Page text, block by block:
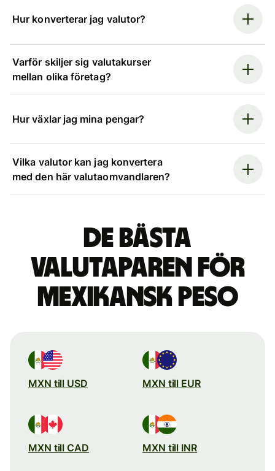
Hur konverterar jag valutor?
Varför skiljer sig valutakurser
mellan olika företag?
Hur växlar jag mina pengar?
Vilka valutor kan jag konvertera
med den här valutaomvandlaren?
De bästa
valutaparen för
mexikansk peso
MXN till USD MXN till EUR
MXN till CAD MXN till INR